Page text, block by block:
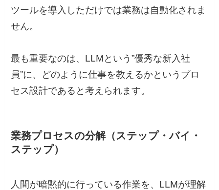
ツールを導入しただけでは業務は自動化されま
せん。
最も重要なのは、LLMという”優秀な新入社
員”に、どのように仕事を教えるかというプロ
セス設計であると考えられます。
業務プロセスの分解（ステップ・バイ・
ステップ）
人間が暗黙的に行っている作業を、LLMが理解